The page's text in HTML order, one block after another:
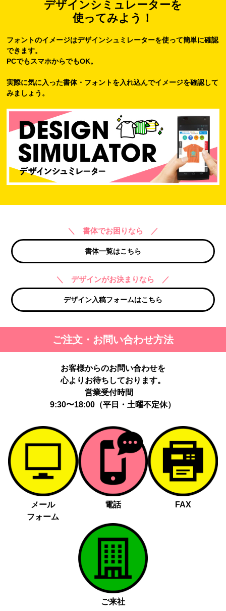
デザインシミュレーターを
使ってみよう！
フォントのイメージはデザインシュミレーターを使って簡単に確認
できます。
PCでもスマホからでもOK。
実際に気に入った書体・フォントを入れ込んでイメージを確認して
みましょう。
＼ 書体でお困りなら ／
書体一覧はこちら
＼ デザインがお決まりなら ／
デザイン入稿フォームはこちら
ご注文・お問い合わせ方法
お客様からのお問い合わせを
心よりお待ちしております。
営業受付時間
9:30〜18:00（平日・土曜不定休）
メール
フォーム
電話 FAX
ご来社